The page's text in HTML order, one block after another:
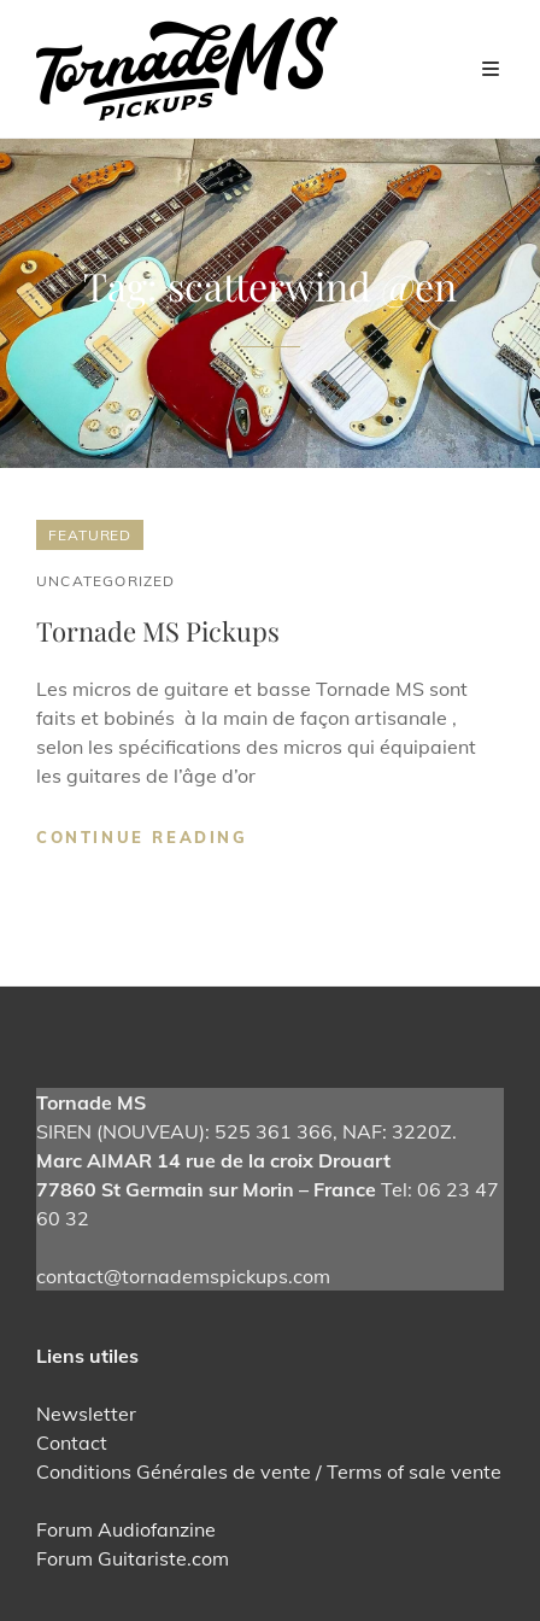
Tag:scatterwind @en
FEATURED
CAT
UNCATEGORIZED
Tornade MS Pickups
Les micros de guitare et basse Tornade MS sont
faits et bobinés à la main de façon artisanale ,
selon les spécifications des micros qui équipaient
les guitares de l’âge d’or
CONTINUE READING
Tornade MS
SIREN (NOUVEAU): 525 361 366, NAF: 3220Z.
Marc AIMAR 14 rue de la croix Drouart
77860 St Germain sur Morin – France Tel: 06 23 47
60 32
contact@tornademspickups.com
Liens utiles
Newsletter
Contact
Conditions Générales de vente / Terms of sale vente
Forum Audiofanzine
Forum Guitariste.com